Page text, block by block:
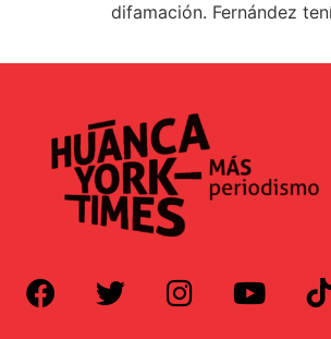
difamación. Fernández